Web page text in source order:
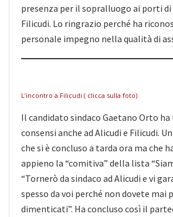
presenza per il sopralluogo ai porti di
Filicudi. Lo ringrazio perché ha
personale impegno nella qualità di
L’incontro a Filicudi ( clicca sulla foto)
Il candidato sindaco Gaetano Orto
consensi anche ad Alicudi e Filicudi.
che si è concluso a tarda ora ma che
appieno la “comitiva” della lista
“Tornerò da sindaco ad Alicudi e vi
spesso da voi perché non dovete mai
dimenticati”. Ha concluso così il